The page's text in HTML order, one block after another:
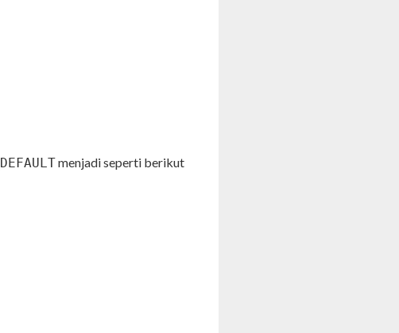
menjadi seperti berikut